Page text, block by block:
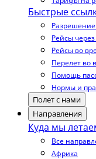
Быстрые
Разрешение
Рейсы
Рейсы во
Перелет во
Помощь
Нормы и
Полет с нами
Направления
Куда мы
Все
Африка